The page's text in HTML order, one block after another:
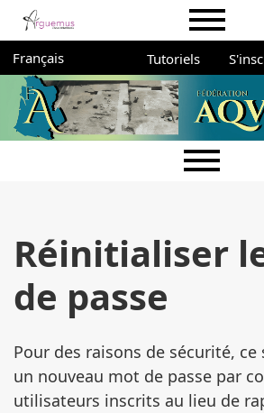
Aller directement au menu principal
Aller directement au contenu
Aller au pied de page
Menu du portail
Changer de langue. La langue actuelle
Français
Administration
Tutoriels
Menu principal
Réinitialiser
de passe
Pour des raisons de sécurité, ce
un nouveau mot de passe par
utilisateurs inscrits au lieu de